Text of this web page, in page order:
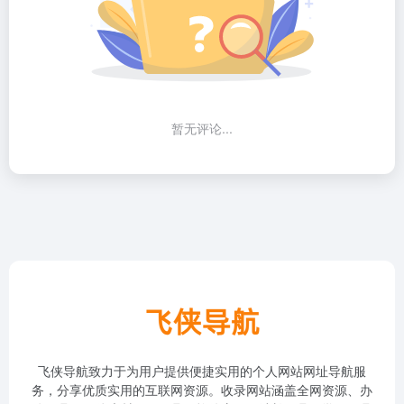
暂无评论...
飞侠导航致力于为用户提供便捷实用的个人网站网址导航服
务，分享优质实用的互联网资源。收录网站涵盖全网资源、办